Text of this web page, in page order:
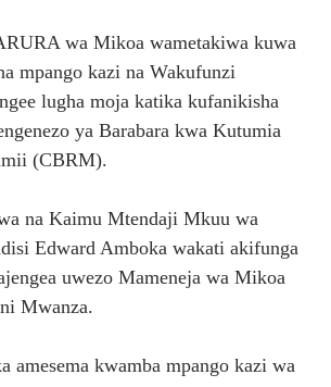
UBORA WA BIDHAA KUWA CHACHU
CHA KUONGEZA MSUKUMO WA
NAMUNGO WAOMBA
ELIMU YA USHINDANI NA ULINZI WA
wa Mikoa wametakiwa kuwa
mpango kazi na Wakufunzi
lugha moja katika kufanikisha
ya Barabara kwa Kutumia
(CBRM).
na Kaimu Mtendaji Mkuu wa
Edward Amboka wakati akifunga
uwezo Mameneja wa Mikoa
Mwanza.
amesema kwamba mpango kazi wa